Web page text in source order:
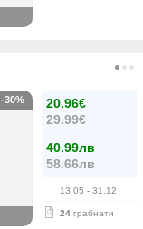
20.96€
29.99€
40.99лв
58.66лв
13.05 - 31.12
24 грабнати
-30%